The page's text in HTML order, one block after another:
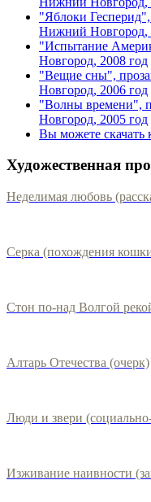
"Яблоки
Нижний Новгород,
"Испытание
Новгород, 2008 год
"Вещие сны",
Новгород, 2006 год
"Волны времени",
Новгород, 2005 год
Вы можете скачать
Художественная
Неделимая любовь
Серка (похождения
Стон по-над Волгой
Алтарь Отечества (очерк)
Люди и звери
Изживание наивности